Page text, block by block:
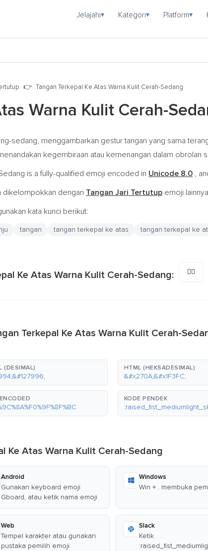
Jelajahi▾ Kategori▾ Platform▾
Tangan Terkepal Ke Atas Warna Kulit Cerah-Sedang
Warna Kulit Cerah-
sedang, menggambarkan gestur tangan yang sama
kegembiraan atau kemenangan dalam obrolan
is a fully-qualified emoji encoded in Unicode 8.0 ,
dikelompokkan dengan Tangan Jari Tertutup emoji
kata kunci berikut:
tangan tangan terkepal ke atas tangan terkepal ke
Ke Atas Warna Kulit Cerah-Sedang: ✊🏼
Terkepal Ke Atas Warna Kulit Cerah-
(DESIMAL) HTML (HEKSADESIMAL)
&#x270A;&#x1F3FC;
KODE PENDEK
Ke Atas Warna Kulit Cerah-Sedang
Android
Gunakan keyboard emoji
Gboard, atau ketik nama emoji
Windows
Win + . membuka
Web
Tempel karakter atau gunakan
pustaka pemilih emoji
Slack
Ketik